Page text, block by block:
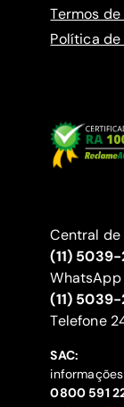
Termos de
Política
Central de
(11) 5039-
(11) 5039-
‍Telefone
SAC:
‍0800 591